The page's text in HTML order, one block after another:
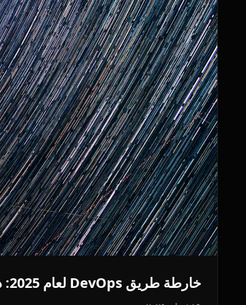
خارطة طريق DevOps لعام 2025: دليل شامل للمبتدئين والمحترفين المتوسطين